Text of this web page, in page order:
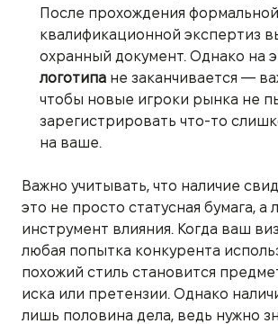
После прохождения
квалификационной экспертиз
охранный документ. Однако на
логотипа не заканчивается —
чтобы новые игроки рынка не
зарегистрировать что-то
на ваше.
Важно учитывать, что наличие
это не просто статусная бумага, а
инструмент влияния. Когда ваш
любая попытка конкурента
похожий стиль становится
иска или претензии. Однако
лишь половина дела, ведь нужно